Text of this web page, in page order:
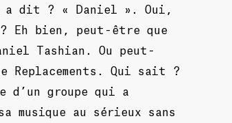
a dit ? « Daniel ». Oui,
? Eh bien, peut-être que
Tashian. Ou peut-
Replacements. Qui sait ?
d’un groupe qui a
musique au sérieux sans